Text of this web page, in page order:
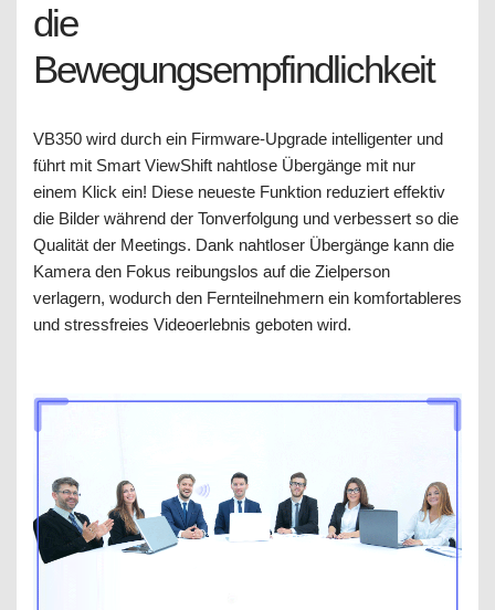
die
Bewegungsempfindlichkeit
VB350 wird durch ein Firmware-Upgrade intelligenter und
führt mit Smart ViewShift nahtlose Übergänge mit nur
einem Klick ein! Diese neueste Funktion reduziert effektiv
die Bilder während der Tonverfolgung und verbessert so die
Qualität der Meetings. Dank nahtloser Übergänge kann die
Kamera den Fokus reibungslos auf die Zielperson
verlagern, wodurch den Fernteilnehmern ein komfortableres
und stressfreies Videoerlebnis geboten wird.